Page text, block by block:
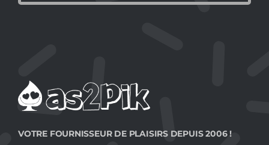
VOTRE FOURNISSEUR DE PLAISIRS DEPUIS 2006 !